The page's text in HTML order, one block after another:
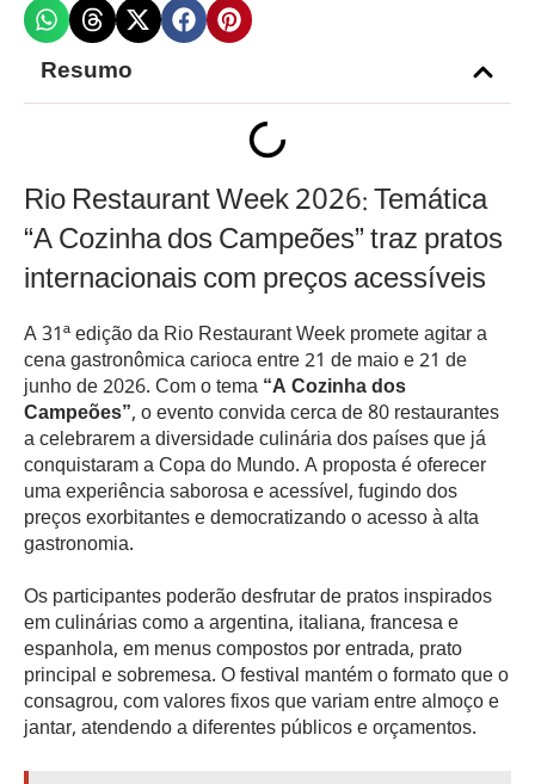
Resumo
Rio Restaurant Week 2026: Temática
“A Cozinha dos Campeões” traz pratos
internacionais com preços acessíveis
A 31ª edição da Rio Restaurant Week promete agitar a
cena gastronômica carioca entre 21 de maio e 21 de
junho de 2026. Com o tema“A Cozinha dos
Campeões”, o evento convida cerca de 80 restaurantes
a celebrarem a diversidade culinária dos países que já
conquistaram a Copa do Mundo. A proposta é oferecer
uma experiência saborosa e acessível, fugindo dos
preços exorbitantes e democratizando o acesso à alta
gastronomia.
Os participantes poderão desfrutar de pratos inspirados
em culinárias como a argentina, italiana, francesa e
espanhola, em menus compostos por entrada, prato
principal e sobremesa. O festival mantém o formato que o
consagrou, com valores fixos que variam entre almoço e
jantar, atendendo a diferentes públicos e orçamentos.